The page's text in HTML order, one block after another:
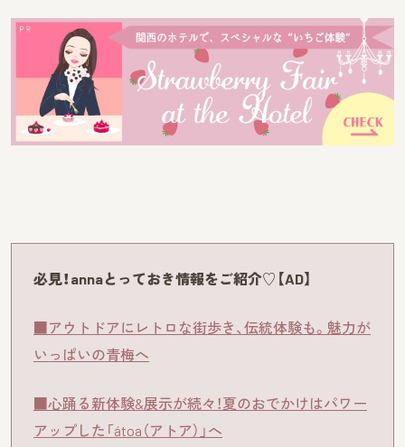
必見！annaとっておき情報をご紹介♡【AD】
■アウトドアにレトロな街歩き、伝統体験も。魅力が
いっぱいの青梅へ
■心踊る新体験&展示が続々！夏のおでかけはパワー
アップした「átoa（アトア）」へ